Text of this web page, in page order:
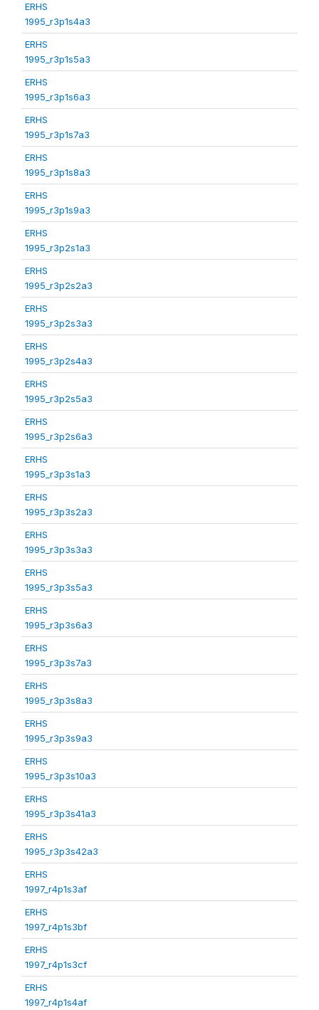
ERHS
1995_r3p1s4a3
ERHS
1995_r3p1s5a3
ERHS
1995_r3p1s6a3
ERHS
1995_r3p1s7a3
ERHS
1995_r3p1s8a3
ERHS
1995_r3p1s9a3
ERHS
1995_r3p2s1a3
ERHS
1995_r3p2s2a3
ERHS
1995_r3p2s3a3
ERHS
1995_r3p2s4a3
ERHS
1995_r3p2s5a3
ERHS
1995_r3p2s6a3
ERHS
1995_r3p3s1a3
ERHS
1995_r3p3s2a3
ERHS
1995_r3p3s3a3
ERHS
1995_r3p3s5a3
ERHS
1995_r3p3s6a3
ERHS
1995_r3p3s7a3
ERHS
1995_r3p3s8a3
ERHS
1995_r3p3s9a3
ERHS
1995_r3p3s10a3
ERHS
1995_r3p3s41a3
ERHS
1995_r3p3s42a3
ERHS
1997_r4p1s3af
ERHS
1997_r4p1s3bf
ERHS
1997_r4p1s3cf
ERHS
1997_r4p1s4af